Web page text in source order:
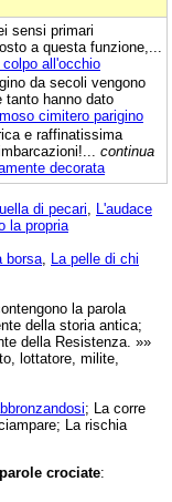
sensi primari
a questa funzione,...
all'occhio
da secoli vengono
tanto hanno dato
cimitero parigino
e raffinatissima
continua
decorata
di pecari
L'audace
la propria
borsa
La pelle di chi
la parola
della storia antica;
della Resistenza. »»
lottatore, milite,
; La corre
La rischia
parole crociate: